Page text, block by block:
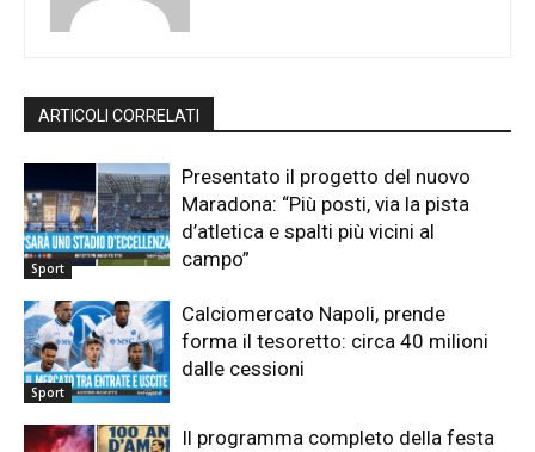
ARTICOLI CORRELATI
Sport
Presentato il progetto del nuovo
Maradona: “Più posti, via la pista
d’atletica e spalti più vicini al
campo”
Sport
Calciomercato Napoli, prende
forma il tesoretto: circa 40 milioni
dalle cessioni
Il programma completo della festa